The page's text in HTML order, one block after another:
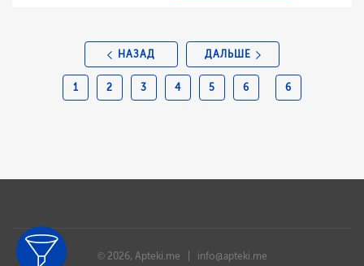
НАЗАД
1 2 3 4 5 6 6
ДАЛЬШЕ
© 2026, Apteki.me | info@apteki.me